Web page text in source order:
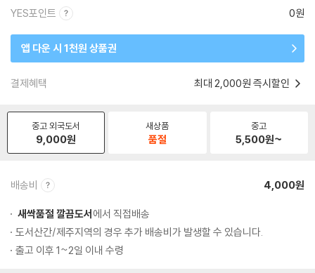
YES포인트 0원
앱 다운 시 1천원 상품권
결제혜택 최대 2,000원 즉시할인
중고 외국도서
9,000원
새상품
품절
중고
5,500원~
배송비 4,000원
새싹품절 깔끔도서에서 직접배송
도서산간/제주지역의 경우 추가 배송비가 발생할 수 있습니다.
출고 이후 1~2일 이내 수령